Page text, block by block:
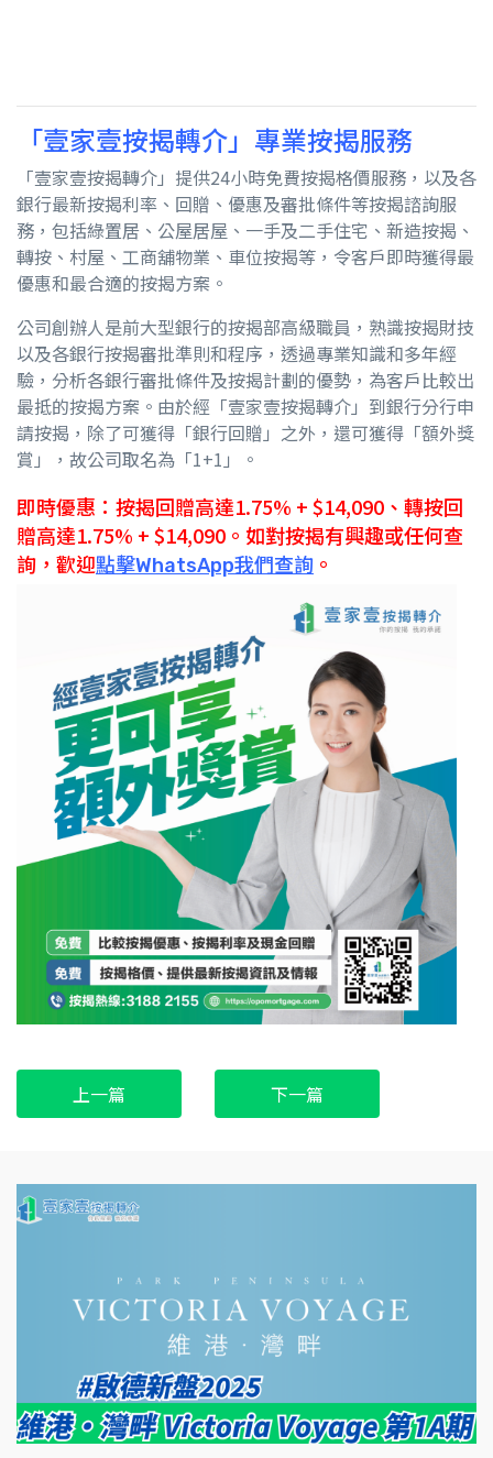
「壹家壹按揭轉介」專業按揭服務
「壹家壹按揭轉介」提供24小時免費按揭格價服務，以及各
銀行最新按揭利率、回贈、優惠及審批條件等按揭諮詢服
務，包括綠置居、公屋居屋、一手及二手住宅、新造按揭、
轉按、村屋、工商舖物業、車位按揭等，令客戶即時獲得最
優惠和最合適的按揭方案。
公司創辦人是前大型銀行的按揭部高級職員，熟識按揭財技
以及各銀行按揭審批準則和程序，透過專業知識和多年經
驗，分析各銀行審批條件及按揭計劃的優勢，為客戶比較出
最抵的按揭方案。由於經「壹家壹按揭轉介」到銀行分行申
請按揭，除了可獲得「銀行回贈」之外，還可獲得「額外獎
賞」，故公司取名為「1+1 」。
即時優惠：按揭回贈高達1.75% + $14,090、轉按回
贈高達1.75% + $14,090。如對按揭有興趣或任何查
詢，歡迎點擊WhatsApp我們查詢 。
上一篇 下一篇